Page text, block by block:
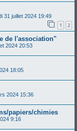
31 juillet 2024 19:49
1 2
de l'association"
2024 20:53
18:05
2024 15:36
papiers/chimies
9:16